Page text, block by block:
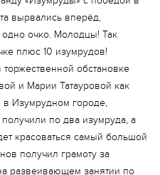
фото
вырвались вперёд,
очко. Молодцы! Так
плюс 10 изумрудов!
обстановке
и Марии Татауровой как
в Изумрудном городе,
по два изумруда, а
красоваться самый большой
получил грамоту за
развеивающем занятии по